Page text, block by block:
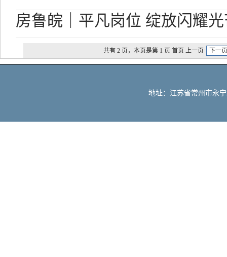
房鲁皖｜平凡岗位 绽放闪耀
共有 2 页，本页是第 1 页 首页 上一页 下一页
地址：江苏省常州市